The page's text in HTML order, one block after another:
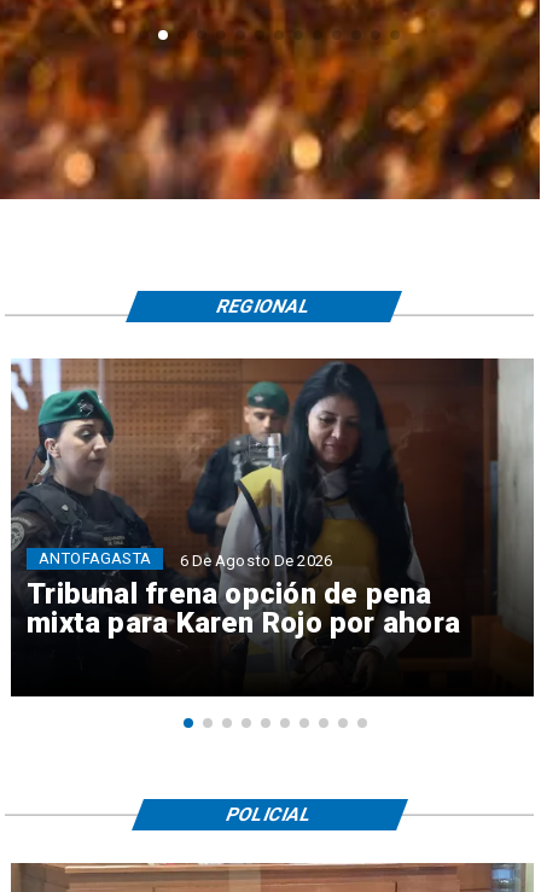
Tribunal frena opción de pena
mixta para Karen Rojo por ahora
ANTOFAGASTA 6 De Agosto De 2026
REGIONAL
POLICIAL